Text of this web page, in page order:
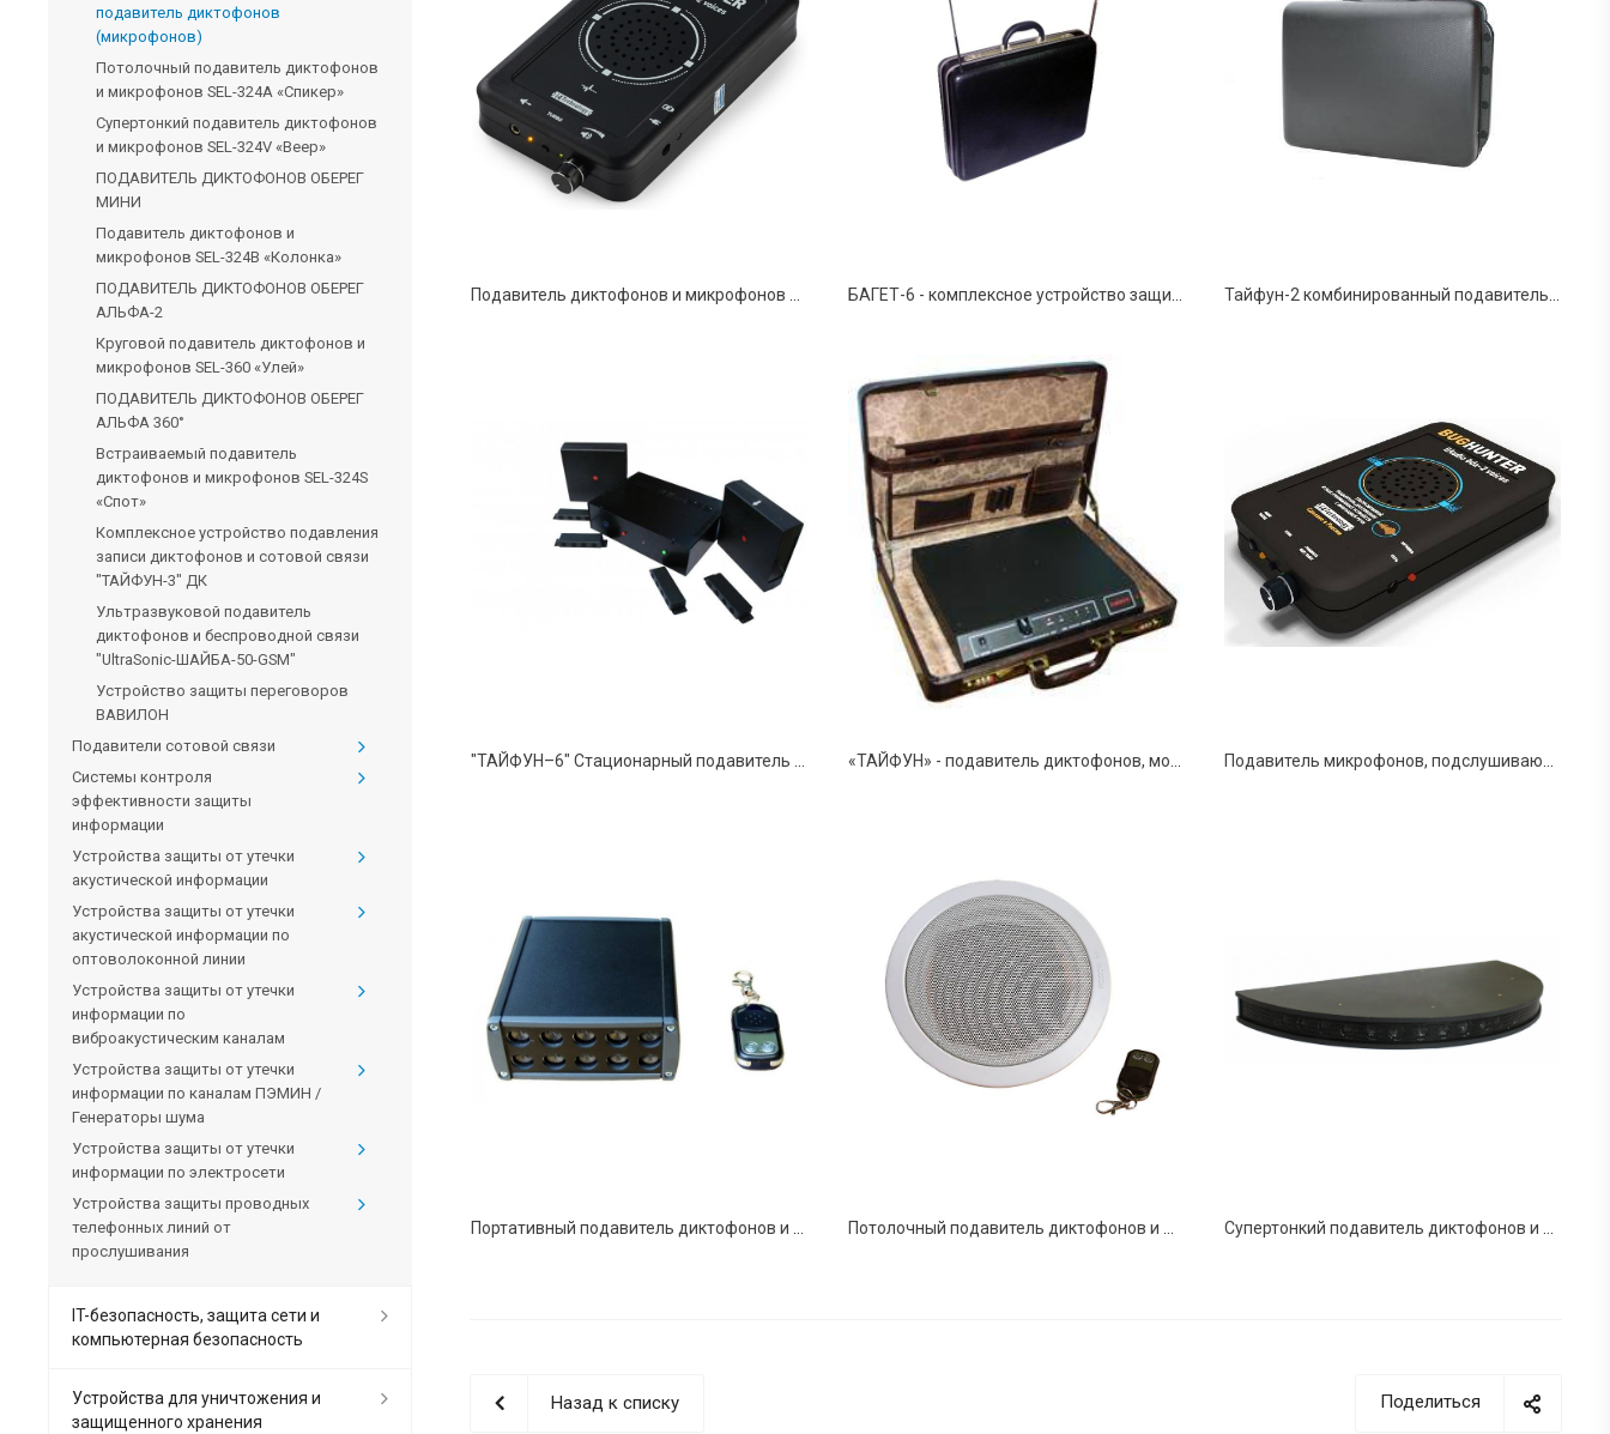
Поделиться
Назад к списку
подавитель диктофонов
(микрофонов)
Потолочный подавитель диктофонов
и микрофонов SEL-324A «Спикер»
Супертонкий подавитель диктофонов
и микрофонов SEL-324V «Веер»
ПОДАВИТЕЛЬ ДИКТОФОНОВ ОБЕРЕГ
МИНИ
Подавитель диктофонов и
микрофонов SEL-324B «Колонка»
ПОДАВИТЕЛЬ ДИКТОФОНОВ ОБЕРЕГ
АЛЬФА-2
Круговой подавитель диктофонов и
микрофонов SEL-360 «Улей»
ПОДАВИТЕЛЬ ДИКТОФОНОВ ОБЕРЕГ
АЛЬФА 360°
Встраиваемый подавитель
диктофонов и микрофонов SEL-324S
«Спот»
Комплексное устройство подавления
записи диктофонов и сотовой связи
"ТАЙФУН-3" ДК
Ультразвуковой подавитель
диктофонов и беспроводной связи
"UltraSonic-ШАЙБА-50-GSM"
Устройство защиты переговоров
ВАВИЛОН
Подавители сотовой связи
Системы контроля
эффективности защиты
информации
Устройства защиты от утечки
акустической информации
Устройства защиты от утечки
акустической информации по
оптоволоконной линии
Устройства защиты от утечки
информации по
виброакустическим каналам
Устройства защиты от утечки
информации по каналам ПЭМИН /
Генераторы шума
Устройства защиты от утечки
информации по электросети
Устройства защиты проводных
телефонных линий от
прослушивания
IT-безопасность, защита сети и
компьютерная безопасность
Устройства для уничтожения и
защищенного хранения